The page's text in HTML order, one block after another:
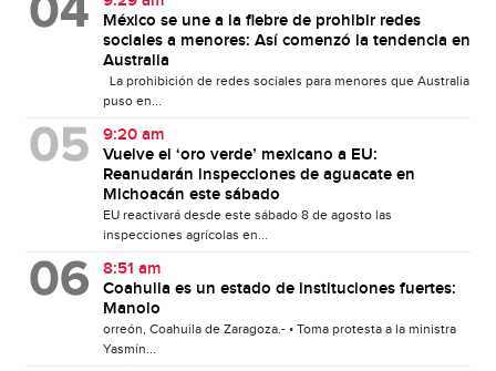
México se une a la fiebre de prohibir redes
sociales a menores: Así comenzó la tendencia en
Australia
La prohibición de redes sociales para menores que Australia
puso en...
9:20 am
Vuelve el ‘oro verde’ mexicano a EU:
Reanudarán inspecciones de aguacate en
Michoacán este sábado
EU reactivará desde este sábado 8 de agosto las
inspecciones agrícolas en...
8:51 am
Coahuila es un estado de instituciones fuertes:
Manolo
orreón, Coahuila de Zaragoza.- • Toma protesta a la ministra
Yasmín...